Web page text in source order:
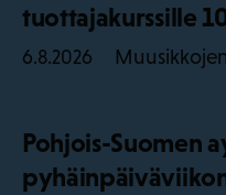
tuottajakurssille
6.8.2026
Pohjois-Suomen